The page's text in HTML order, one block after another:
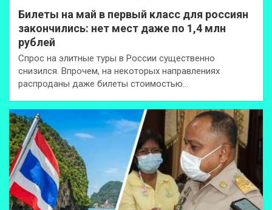
Билеты на май в первый класс для россиян
закончились: нет мест даже по 1,4 млн
рублей
Спрос на элитные туры в России существенно
снизился. Впрочем, на некоторых направлениях
распроданы даже билеты стоимостью…